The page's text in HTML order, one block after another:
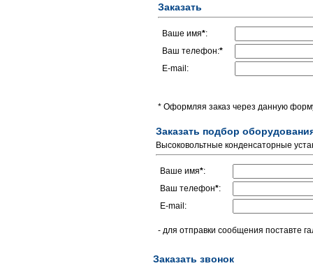
Заказать
Ваше имя*:
Ваш телефон:*
E-mail:
* Оформляя заказ через данную
Заказать подбор
Высоковольтные конденсаторные
Ваше имя*:
Ваш телефон*:
E-mail:
- для отправки сообщения поставте
Заказать звонок